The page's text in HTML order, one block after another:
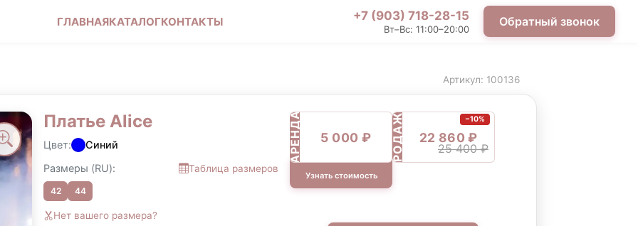
ГЛАВНАЯКАТАЛОГКОНТАКТЫ +7 (903) 718-28-15
Вт–Вс: 11:00–20:00
Обратный звонок
Артикул: 100136
Платье Alice
Цвет:
Синий
Размеры (RU):
Таблица размеров
42 44
Нет вашего размера?
АРЕНДА 5 000 ₽
Узнать стоимость
ПРОДАЖА −10%
22 860 ₽
25 400 ₽
для наших клиентов.
аренды
услугу